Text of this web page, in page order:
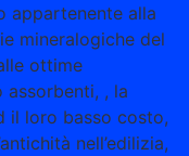
appartenente alla
mineralogiche del
ottime
, la
il loro basso costo,
nell’edilizia,